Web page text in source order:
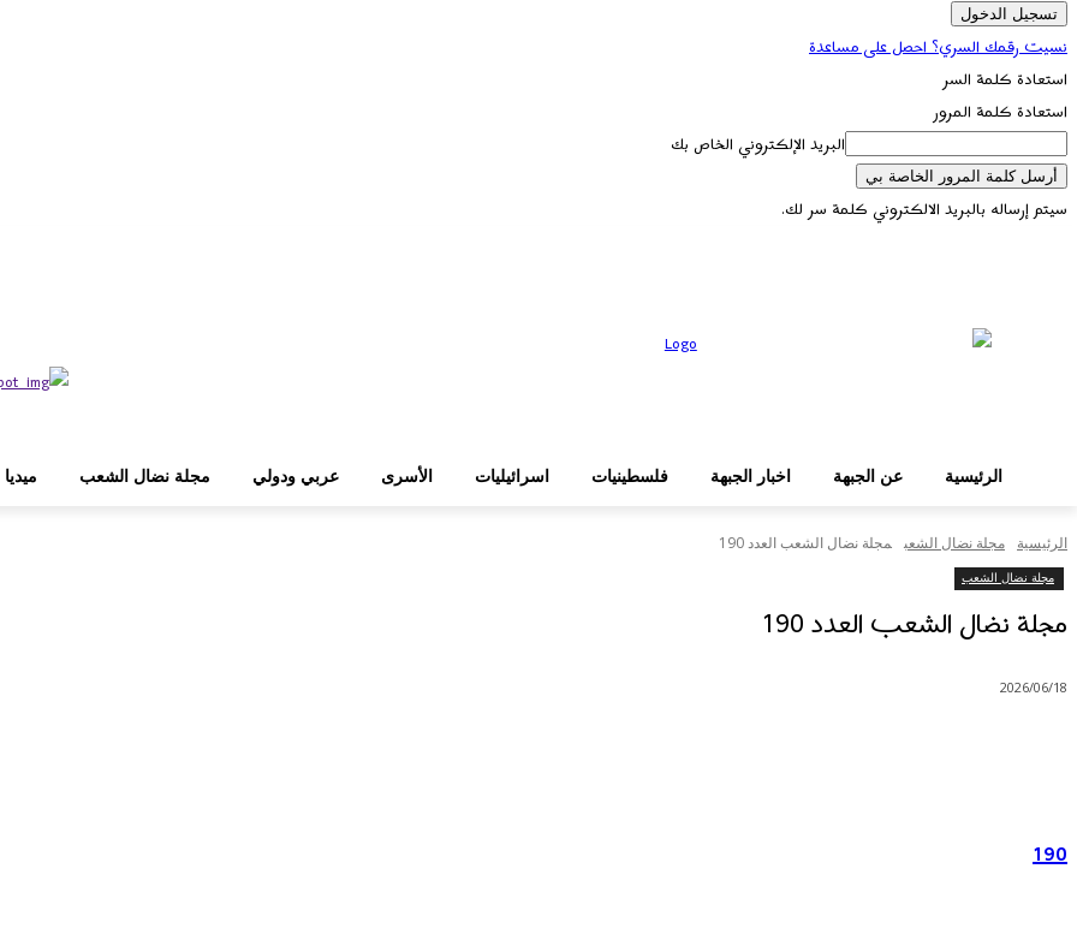
نسيت رقمك السري؟ احصل على مساعدة
استعادة كلمة السر
استعادة كلمة المرور
البريد الإلكتروني الخاص بك
سيتم إرساله بالبريد الالكتروني كلمة سر لك.
الرئيسية عن الجبهة اخبار الجبهة فلسطينيات اسرائيليات الأسرى عربي ودولي مجلة نضال الشعب ميديا
الرئيسية مجلة نضال الشعب مجلة نضال الشعب العدد 190
مجلة نضال الشعب
مجلة نضال الشعب العدد 190
2026/06/18
190